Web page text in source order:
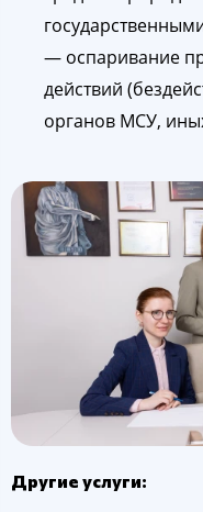
— оспаривание
действий
органов МСУ,
Другие услуги: